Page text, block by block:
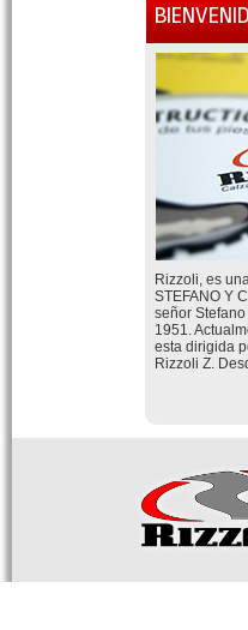
Rizzoli, es
STEFANO Y
señor
1951.
esta dirigida
Rizzoli Z.